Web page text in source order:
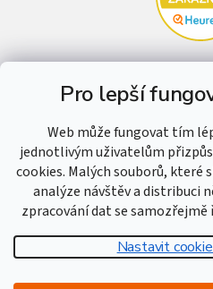
Pro lepší
Web může fungovat tím
jednotlivým uživatelům
cookies. Malých souborů,
analýze návštěv a distribuci
zpracování dat se
Nastavit